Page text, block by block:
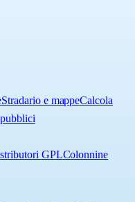
Stradario e mappeCalcola
GPLColonnine